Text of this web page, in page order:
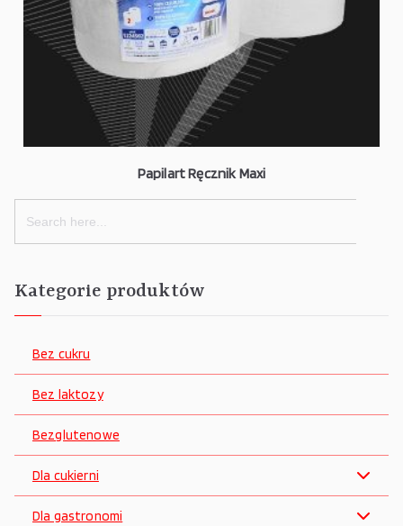
Papilart Ręcznik Maxi
Search
for:
Kategorie produktów
Bez cukru
Bez laktozy
Bezglutenowe
Dla cukierni
Dla gastronomi